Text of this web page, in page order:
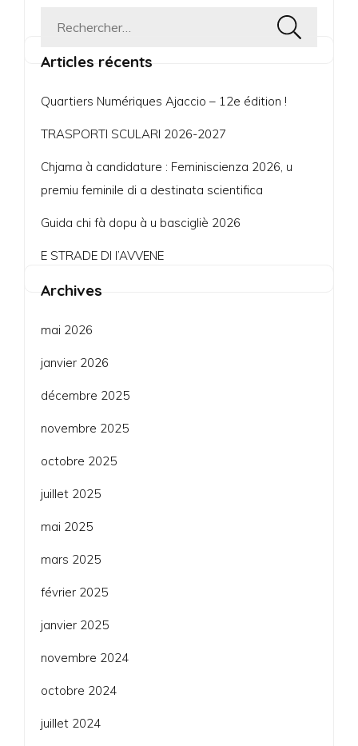
Rechercher :
Articles récents
Quartiers Numériques Ajaccio – 12e édition !
TRASPORTI SCULARI 2026-2027
Chjama à candidature : Feminiscienza 2026, u
premiu feminile di a destinata scientifica
Guida chi fà dopu à u bascigliè 2026
E STRADE DI l’AVVENE
Archives
mai 2026
janvier 2026
décembre 2025
novembre 2025
octobre 2025
juillet 2025
mai 2025
mars 2025
février 2025
janvier 2025
novembre 2024
octobre 2024
juillet 2024